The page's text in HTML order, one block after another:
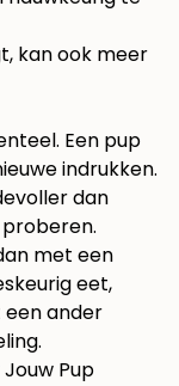
kan ook meer
Een pup
indrukken.
dan
met een
eet,
ander
Pup